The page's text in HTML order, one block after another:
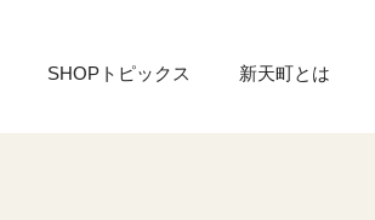
SHOPトピックス 新天町とは